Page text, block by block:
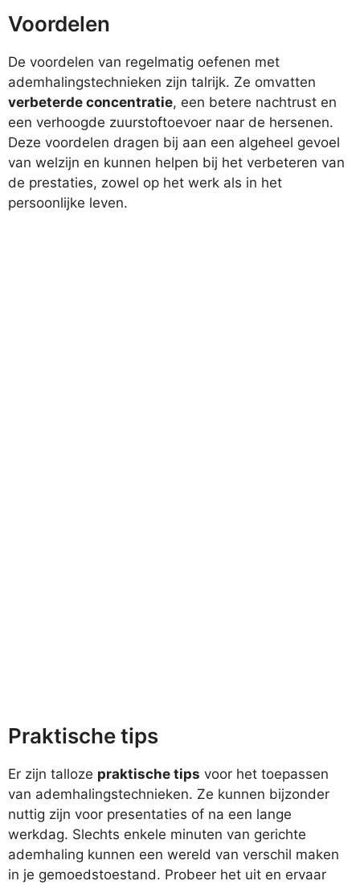
Voordelen
De voordelen van regelmatig oefenen met
ademhalingstechnieken zijn talrijk. Ze omvatten
verbeterde concentratie, een betere nachtrust en
een verhoogde zuurstoftoevoer naar de hersenen.
Deze voordelen dragen bij aan een algeheel gevoel
van welzijn en kunnen helpen bij het verbeteren van
de prestaties, zowel op het werk als in het
persoonlijke leven.
Praktische tips
Er zijn talloze praktische tips voor het toepassen
van ademhalingstechnieken. Ze kunnen bijzonder
nuttig zijn voor presentaties of na een lange
werkdag. Slechts enkele minuten van gerichte
ademhaling kunnen een wereld van verschil maken
in je gemoedstoestand. Probeer het uit en ervaar